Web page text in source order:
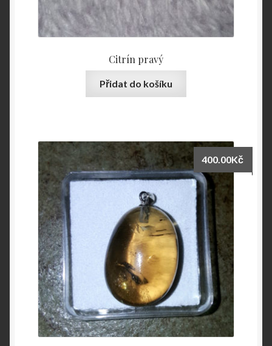
Citrín pravý
Přidat do košíku
400.00Kč